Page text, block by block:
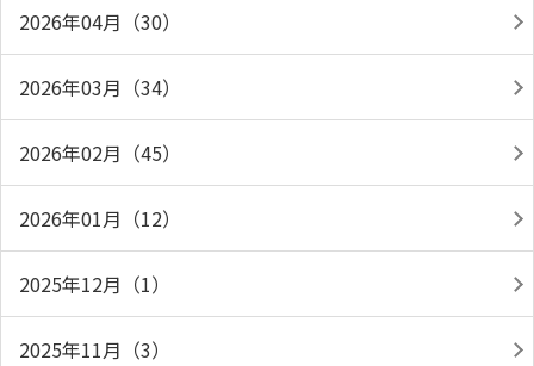
2026年04月（30）
2026年03月（34）
2026年02月（45）
2026年01月（12）
2025年12月（1）
2025年11月（3）